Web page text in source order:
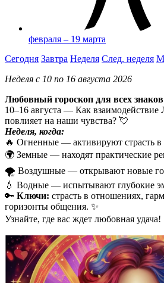
февраля – 19 марта
Сегодня Завтра Неделя След. неделя
Неделя с 10 по 16 августа 2026
Любовный гороскоп для всех
10–16 августа — Как
повлияет на наши чувства? 💘
Неделя, когда:
🔥 Огненные — активируют страсть
🌍 Земные — находят практические
🌪️ Воздушные — открывают новые
💧 Водные — испытывают глубокие
🔑 Ключи: страсть в отношениях,
горизонты общения. ✨
Узнайте, где вас ждет любовная